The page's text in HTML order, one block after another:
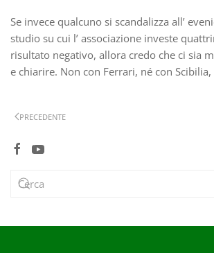
Se invece qualcuno si scandalizza all’
studio su cui l’ associazione investe
risultato negativo, allora credo che ci sia
e chiarire. Non con Ferrari, né con
PRECEDENTE